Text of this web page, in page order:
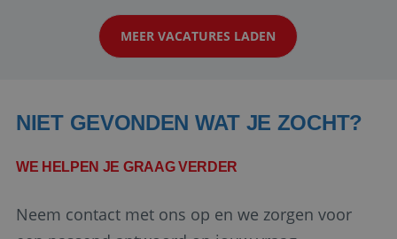
klanten te overtuigen om die droomreis te
boeken! ...
MEER VACATURES LADEN
NIET GEVONDEN WAT JE ZOCHT?
WE HELPEN JE GRAAG VERDER
Neem contact met ons op en we zorgen voor
Google Privacy Policy